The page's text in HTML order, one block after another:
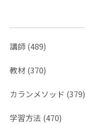
講師 (489)
教材 (370)
カランメソッド (379)
学習方法 (470)